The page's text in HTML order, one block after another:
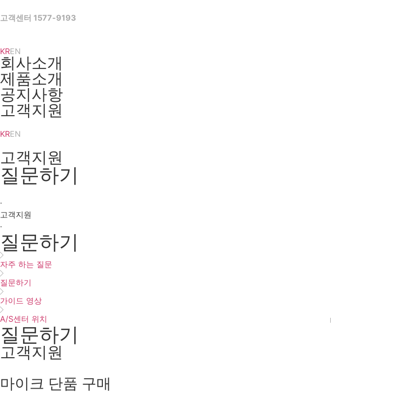
to
고객센터 1577-9193
KREN
회사소개
제품소개
공지사항
고객지원
KREN
고객지원
질문하기
·
고객지원
·
질문하기
자주 하는 질문
질문하기
가이드 영상
A/S센터 위치
질문하기
고객지원
마이크 단품 구매